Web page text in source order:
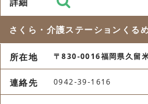
さくら・介護ステーションくる
〒830-0016福岡県久留
0942-39-1616